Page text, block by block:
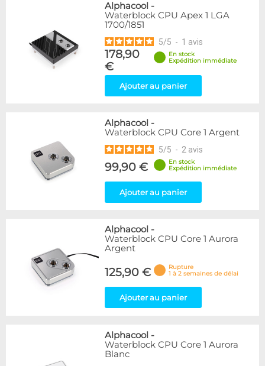
Alphacool -
Waterblock CPU Apex 1 LGA
1700/1851
5/5 - 1 avis
178,90
€
En stock
Expédition immédiate
Ajouter au panier
Alphacool -
Waterblock CPU Core 1 Argent
5/5 - 2 avis
99,90 €
En stock
Expédition immédiate
Ajouter au panier
Alphacool -
Waterblock CPU Core 1 Aurora
Argent
125,90 €
Rupture
1 à 2 semaines de délai
Ajouter au panier
Alphacool -
Waterblock CPU Core 1 Aurora
Blanc